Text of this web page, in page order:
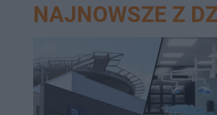
NAJNOWSZE Z